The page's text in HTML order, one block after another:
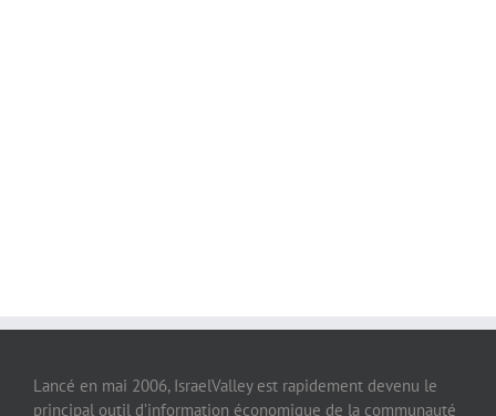
Lancé en mai 2006, IsraelValley est rapidement devenu le
principal outil d’information économique de la communauté